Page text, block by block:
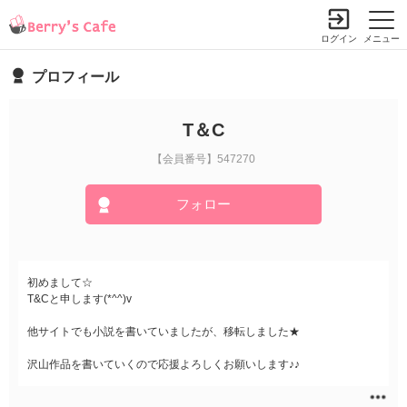
メニュー
ログイン
プロフィール
T＆C
【会員番号】547270
フォロー
初めまして☆
T&Cと申します(*^^)v
他サイトでも小説を書いていましたが、移転しました★
沢山作品を書いていくので応援よろしくお願いします♪♪